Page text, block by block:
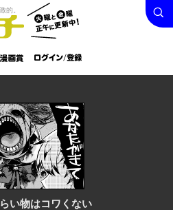
火曜と
金曜正
午に更
新中！
的。
漫画
賞
ログイン /
登録
検索
い物はコワくない